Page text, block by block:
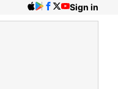
Sign in